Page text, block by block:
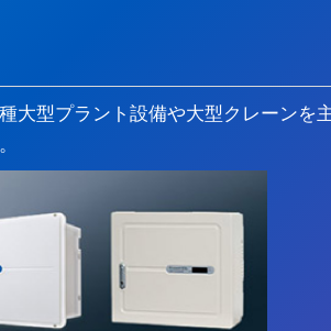
型プラント設備や大型クレーンを